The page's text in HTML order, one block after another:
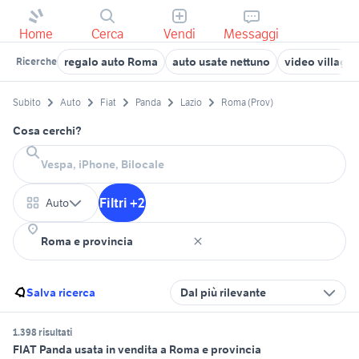
Home Cerca Vendi Messaggi
Ricerche regalo auto Roma auto usate nettuno video village
Subito Auto Fiat Panda Lazio Roma (Prov)
Cosa cerchi?
Auto Filtri +2
Salva ricerca Dal più rilevante
1.398 risultati
FIAT Panda usata in vendita a Roma e provincia